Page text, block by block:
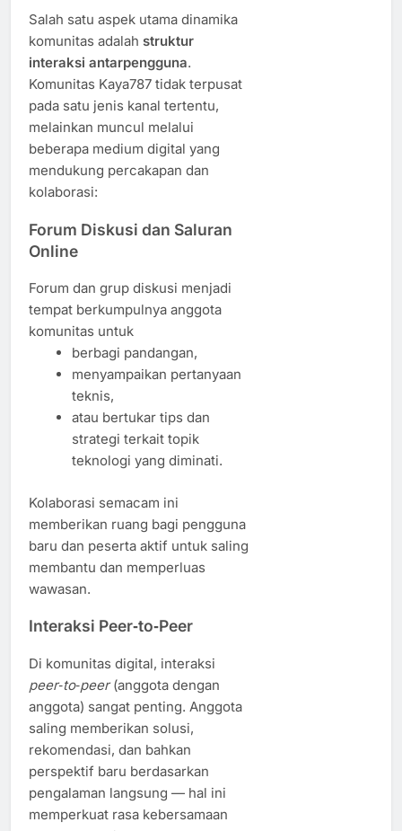
Salah satu aspek utama dinamika
komunitas adalah struktur
interaksi antarpengguna.
Komunitas Kaya787 tidak terpusat
pada satu jenis kanal tertentu,
melainkan muncul melalui
beberapa medium digital yang
mendukung percakapan dan
kolaborasi:
Forum Diskusi dan Saluran
Online
Forum dan grup diskusi menjadi
tempat berkumpulnya anggota
komunitas untuk
berbagi pandangan,
menyampaikan pertanyaan
teknis,
atau bertukar tips dan
strategi terkait topik
teknologi yang diminati.
Kolaborasi semacam ini
memberikan ruang bagi pengguna
baru dan peserta aktif untuk saling
membantu dan memperluas
wawasan.
Interaksi Peer‑to‑Peer
Di komunitas digital, interaksi
peer‑to‑peer(anggota dengan
anggota) sangat penting. Anggota
saling memberikan solusi,
rekomendasi, dan bahkan
perspektif baru berdasarkan
pengalaman langsung — hal ini
memperkuat rasa kebersamaan